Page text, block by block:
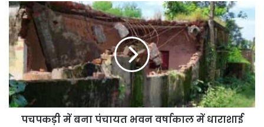
पचपकड़ी
में
बना
पंचायत
भवन
वर्षाकाल
में
धाराशाई
पचपकड़ी में बना पंचायत भवन वर्षाकाल में धाराशाई